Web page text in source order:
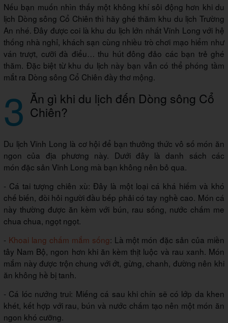
Nếu bạn muốn nhìn thấy một không khí sôi động hơn khi du
lịch Dòng sông Cổ Chiên thì hãy ghé thăm khu du lịch Trường
An nhé. Đây được coi là khu du lịch lớn nhất Vĩnh Long với hệ
thống nhà nghỉ, khách sạn cùng nhiều trò chơi mạo hiểm như
ván trượt, cưỡi đà điểu… thu hút đông đảo các bạn trẻ ghé
thăm. Đặc biệt từ khu du lịch này bạn vẫn có thể phóng tầm
mắt ra Dòng sông Cổ Chiên đầy thơ mộng.
3 Ăn gì khi du lịch đến Dòng sông Cổ
Chiên?
Du lịch Vĩnh Long là cơ hội để bạn thưởng thức vô số món ăn
ngon của địa phương này. Dưới đây là danh sách các
món đặc sản Vĩnh Long mà bạn không nên bỏ qua.
- Cá tai tượng chiên xù: Đây là một loại cá khá hiếm và khó
chế biến, đòi hỏi người đầu bếp phải có tay nghề cao. Món cá
này thường được ăn kèm với bún, rau sống, nước chấm me
chua chua, ngọt ngọt.
- Khoai lang chấm mắm sống: Là một món đặc sản của miền
tây Nam Bộ, ngon hơn khi ăn kèm thịt luộc và rau xanh. Món
mắm này được trộn chung với ớt, gừng, chanh, đường nên khi
ăn không hề bị tanh.
- Cá lóc nướng trui: Miếng cá sau khi chín sẽ có lớp da khen
khét, kết hợp với rau, bún và nước chấm tạo nên một món ăn
ngon khó cưỡng.